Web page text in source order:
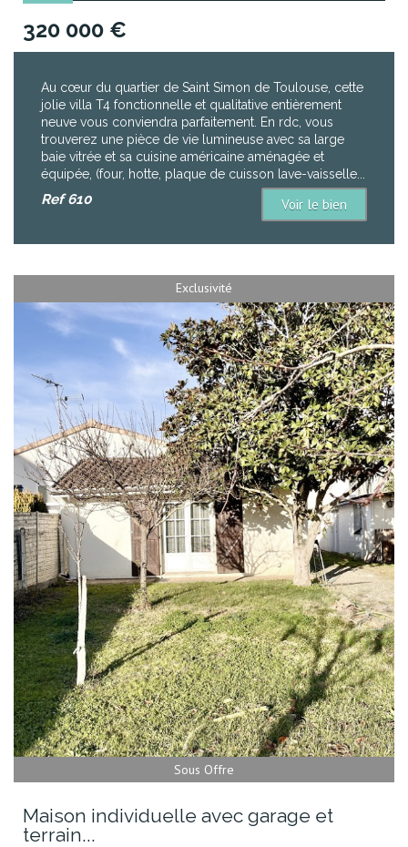
320 000 €
Au cœur du quartier de Saint Simon de Toulouse, cette
jolie villa T4 fonctionnelle et qualitative entièrement
neuve vous conviendra parfaitement. En rdc, vous
trouverez une pièce de vie lumineuse avec sa large
baie vitrée et sa cuisine américaine aménagée et
équipée, (four, hotte, plaque de cuisson lave-vaisselle...
Ref610 Voir le bien
Sous Offre
Exclusivité
Maison individuelle avec garage et
terrain...